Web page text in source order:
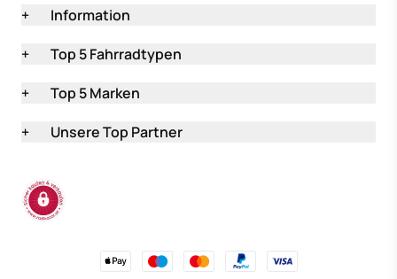
+
Information
+
Top 5 Fahrradtypen
+
Top 5 Marken
+
Unsere Top Partner